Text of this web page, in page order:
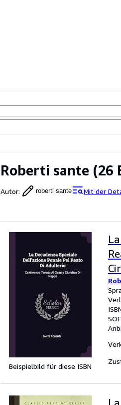
Roberti sante (26
Autor: roberti sante Mit der
Beispielbild für diese ISBN